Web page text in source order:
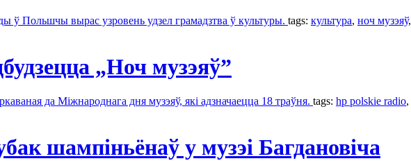
ў Польшчы вырас узровень удзел грамадзтва ў культуры. tags: культура, ноч музэяў,
„Ноч музэяў”
да Міжнароднага дня музэяў, які адзначаецца 18 траўня. tags: hp polskie radio,
шампіньёнаў у музэі Багдановіча